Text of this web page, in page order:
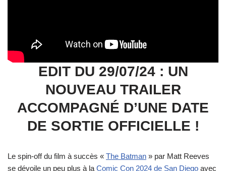
EDIT DU 29/07/24 : UN
NOUVEAU TRAILER
ACCOMPAGNÉ D’UNE DATE
DE SORTIE OFFICIELLE !
Le spin-off du film à succès « The Batman » par Matt Reeves
se dévoile un peu plus à la Comic Con 2024 de San Diego avec